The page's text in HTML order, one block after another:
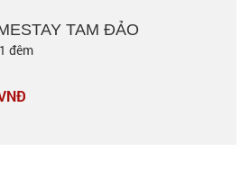
TAM ĐẢO
đêm